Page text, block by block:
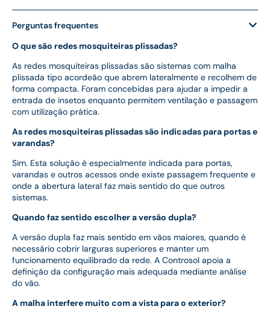
Perguntas frequentes
O que são redes mosquiteiras plissadas?
As redes mosquiteiras plissadas são sistemas com malha
plissada tipo acordeão que abrem lateralmente e recolhem de
forma compacta. Foram concebidas para ajudar a impedir a
entrada de insetos enquanto permitem ventilação e passagem
com utilização prática.
As redes mosquiteiras plissadas são indicadas para portas e
varandas?
Sim. Esta solução é especialmente indicada para portas,
varandas e outros acessos onde existe passagem frequente e
onde a abertura lateral faz mais sentido do que outros
sistemas.
Quando faz sentido escolher a versão dupla?
A versão dupla faz mais sentido em vãos maiores, quando é
necessário cobrir larguras superiores e manter um
funcionamento equilibrado da rede. A Controsol apoia a
definição da configuração mais adequada mediante análise
do vão.
A malha interfere muito com a vista para o exterior?